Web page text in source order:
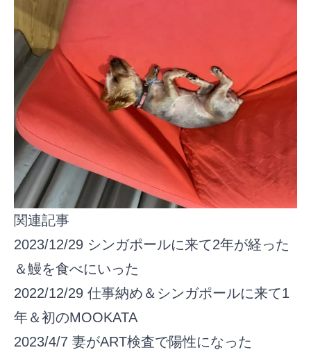
関連記事
2023/12/29 シンガポールに来て2年が経った
＆鰻を食べにいった
2022/12/29 仕事納め＆シンガポールに来て1
年＆初のMOOKATA
2023/4/7 妻がART検査で陽性になった